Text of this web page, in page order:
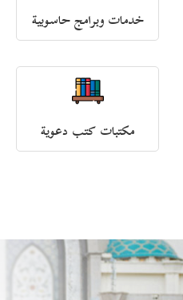
خدمات وبرامج حاسوبية
مكتبات كتب دعوية